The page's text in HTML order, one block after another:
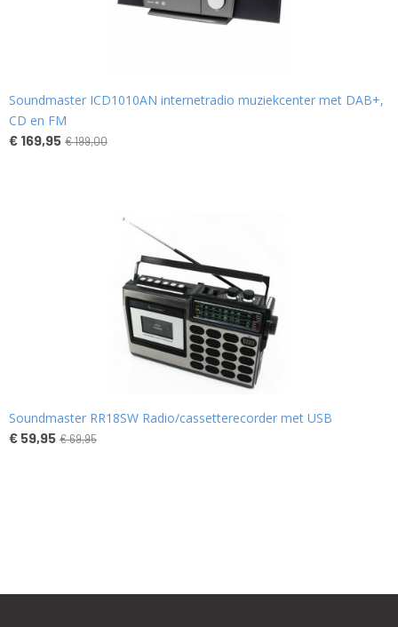
Soundmaster ICD1010AN internetradio muziekcenter met DAB+,
CD en FM
€ 169,95 € 199,00
Soundmaster RR18SW Radio/cassetterecorder met USB
€ 59,95 € 69,95